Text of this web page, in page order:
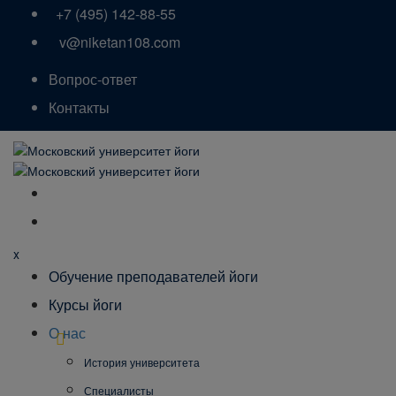
+7 (495) 142-88-55
v@niketan108.com
Вопрос-ответ
Контакты
x
Обучение преподавателей йоги
Курсы йоги
О нас
История университета
Специалисты